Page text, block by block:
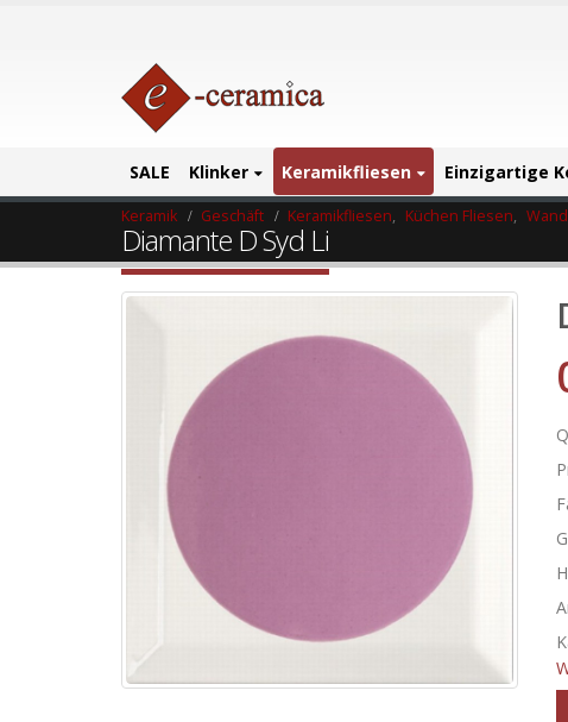
SALE Klinker Keramikfliesen Einzigartige
Keramik Geschäft Keramikfliesen, Küchen Fliesen,
Diamante D Syd Li